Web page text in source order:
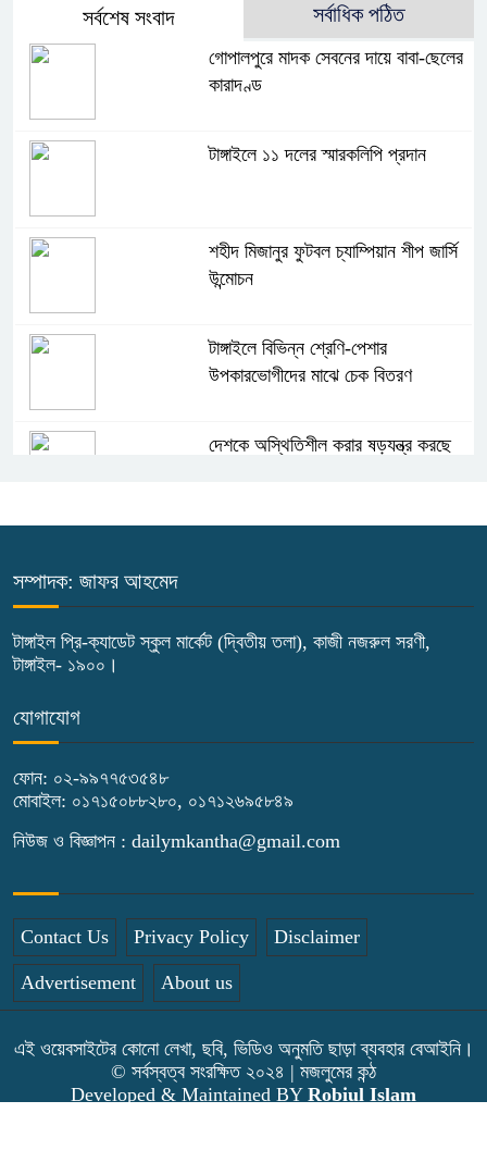
সর্বশেষ সংবাদ সর্বাধিক পঠিত
গোপালপুরে মাদক সেবনের দায়ে বাবা-ছেলের
কারাদণ্ড
টাঙ্গাইলে ১১ দলের স্মারকলিপি প্রদান
শহীদ মিজানুর ফুটবল চ্যাম্পিয়ান শীপ জার্সি
উন্মোচন
টাঙ্গাইলে বিভিন্ন শ্রেণি-পেশার
উপকারভোগীদের মাঝে চেক বিতরণ
দেশকে অস্থিতিশীল করার ষড়যন্ত্র করছে
টাঙ্গাইলে জুলাই অভ্যুত্থান দিবসে জেলা
বাসাইলে সুন্না আব্বাছিয়া উচ্চ বিদ্যালয়ে
জুলাই গণঅভ্যুত্থান দিবস পালন
বাতিঘর আদর্শ পাঠাগারের উদ্যোগে ফ্রি
ব্লাড গ্রুপিং ক্যাম্পেইন
সম্পাদক: জাফর আহমেদ
টাঙ্গাইল প্রি-ক্যাডেট স্কুল মার্কেট (দ্বিতীয় তলা), কাজী নজরুল সরণী,
টাঙ্গাইল- ১৯০০।
যোগাযোগ
ফোন: ০২-৯৯৭৭৫৩৫৪৮
মোবাইল: ০১৭১৫০৮৮২৮০, ০১৭১২৬৯৫৮৪৯
নিউজ ও বিজ্ঞাপন : dailymkantha@gmail.com
Contact Us Privacy Policy Disclaimer
Advertisement About us
এই ওয়েবসাইটের কোনো লেখা, ছবি, ভিডিও অনুমতি ছাড়া ব্যবহার বেআইনি।
© সর্বস্বত্ব সংরক্ষিত ২০২৪ | মজলুমের কন্ঠ
Developed & Maintained BY Robiul Islam